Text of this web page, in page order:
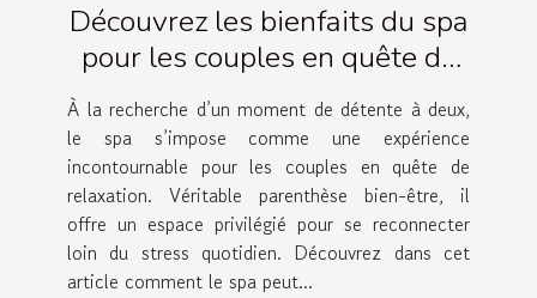
Découvrez les bienfaits du spa
pour les couples en quête de
relaxation
À la recherche d’un moment de détente à deux,
le spa s’impose comme une expérience
incontournable pour les couples en quête de
relaxation. Véritable parenthèse bien-être, il
offre un espace privilégié pour se reconnecter
loin du stress quotidien. Découvrez dans cet
article comment le spa peut...